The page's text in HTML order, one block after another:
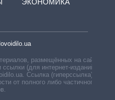
размещённых на сайте,
ссылки (для интернет-изданий —
Ссылка (гиперссылка)
от полного либо частичного